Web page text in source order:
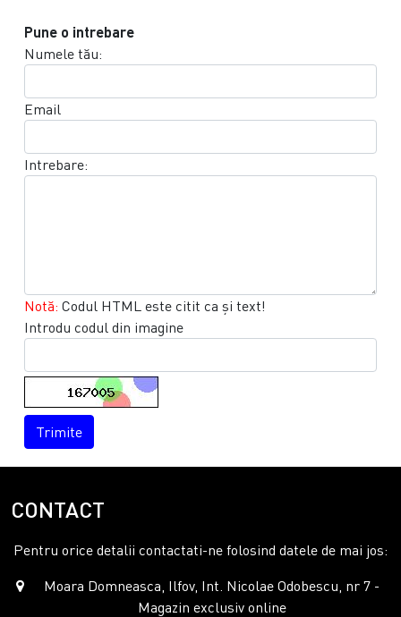
Pune o intrebare
Numele tău:
Email
Intrebare:
Notă: Codul HTML este citit ca şi text!
Introdu codul din imagine
Trimite
CONTACT
Pentru orice detalii contactati-ne folosind datele de mai jos:
Moara Domneasca, Ilfov, Int. Nicolae Odobescu, nr 7 -
Magazin exclusiv online